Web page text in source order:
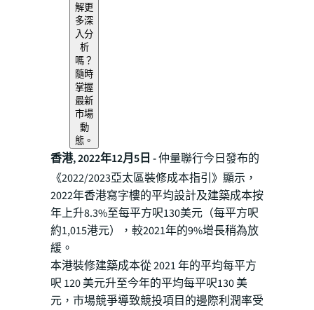
解更
多深
入分
析
嗎？
隨時
掌握
最新
市場
動
態。
香港, 2022年12月5日 -仲量聯行今日發布的
《2022/2023亞太區裝修成本指引》顯示，
2022年香港寫字樓的平均設計及建築成本按
年上升8.3%至每平方呎130美元（每平方呎
約1,015港元），較2021年的9%增長稍為放
緩。
本港裝修建築成本從 2021 年的平均每平方
呎 120 美元升至今年的平均每平呎130 美
元，市場競爭導致競投項目的邊際利潤率受